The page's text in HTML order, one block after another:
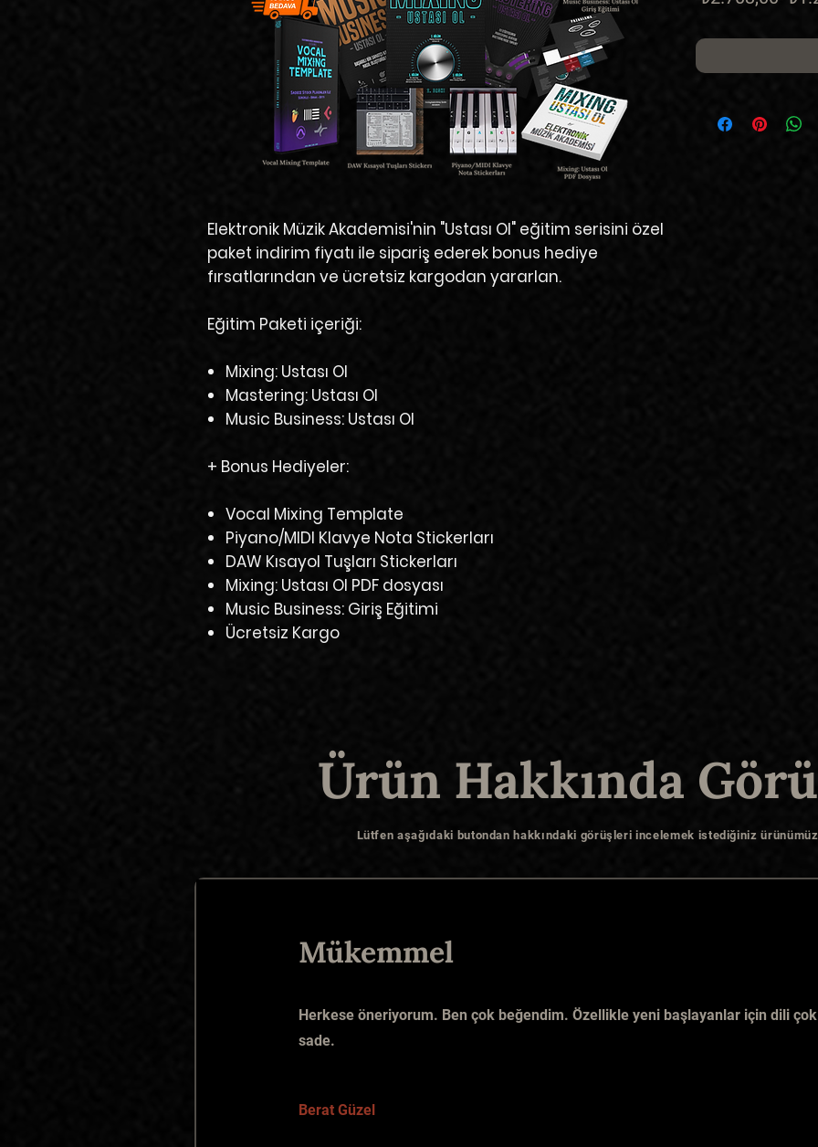
Elektronik Müzik Akademisi'nin "Ustası Ol" eğitim serisini özel
paket indirim fiyatı ile sipariş ederek bonus hediye
fırsatlarından ve ücretsiz kargodan yararlan.​​
Eğitim Paketi içeriği:​
Mixing: Ustası Ol
Mastering: Ustası Ol
Music Business: Ustası Ol​
+ Bonus Hediyeler:
Vocal Mixing Template
Piyano/MIDI Klavye Nota Stickerları
DAW Kısayol Tuşları Stickerları
Mixing: Ustası Ol PDF dosyası
Music Business: Giriş Eğitimi
Ücretsiz Kargo
Ürün Hakkında
Lütfen aşağıdaki butondan hakkındaki görüşleri incelemek istediğiniz
Mükemmel
Herkese öneriyorum. Ben çok beğendim. Özellikle yeni başlayanlar için dili çok
sade.
Berat Güzel